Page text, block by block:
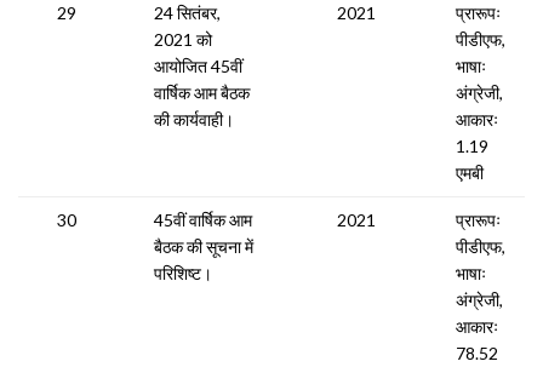
29
24 सितंबर,
2021 को
आयोजित 45वीं
वार्षिक आम बैठक
की कार्यवाही।
2021
प्रारूपः
पीडीएफ,
भाषाः
अंग्रेजी,
आकारः
1.19
एमबी
30
45वीं वार्षिक आम
बैठक की सूचना में
परिशिष्ट।
2021
प्रारूपः
पीडीएफ,
भाषाः
अंग्रेजी,
आकारः
78.52